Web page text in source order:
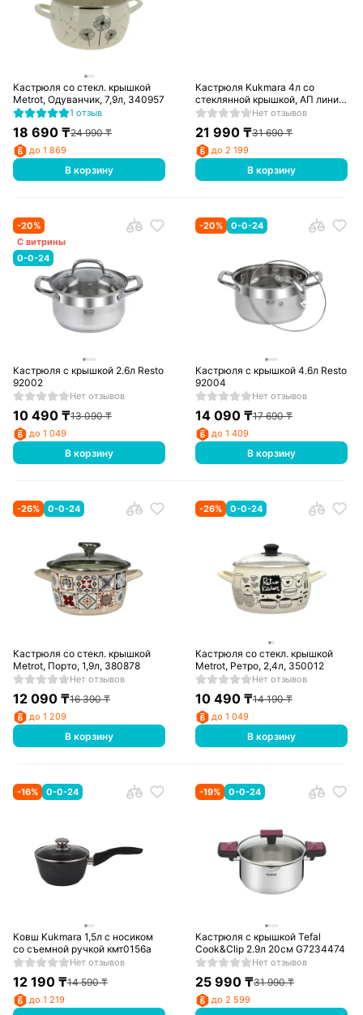
Кастрюля со стекл. крышкой
Metrot, Одуванчик, 7,9л, 340957
1 отзыв
18 690₸24 990₸
до 1 869
В корзину
Кастрюля Kukmara 4л со
стеклянной крышкой, АП линия
Granit Ultra Induction (Original)
Нет отзывов
21 990 ₸31 690₸
до 2 199
В корзину
-20%
С витрины
0-0-24
Кастрюля с крышкой 2.6л Resto
92002
Нет отзывов
10 490₸13 090₸
до 1 049
В корзину
-20% 0-0-24
Кастрюля с крышкой 4.6л Resto
92004
Нет отзывов
14 090 ₸17 690₸
до 1 409
В корзину
-26% 0-0-24
Кастрюля со стекл. крышкой
Metrot, Порто, 1,9л, 380878
Нет отзывов
12 090₸16 390₸
до 1 209
В корзину
-26% 0-0-24
Кастрюля со стекл. крышкой
Metrot, Ретро, 2,4л, 350012
Нет отзывов
10 490 ₸14 190₸
до 1 049
В корзину
-16% 0-0-24
Ковш Kukmara 1,5л с носиком
со съемной ручкой кмт0156а
Нет отзывов
12 190₸14 590₸
до 1 219
-19% 0-0-24
Кастрюля с крышкой Tefal
Cook&Clip 2.9л 20см G7234474
Нет отзывов
25 990 ₸31 990₸
до 2 599